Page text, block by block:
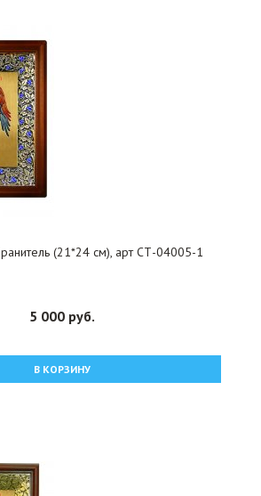
(21*24 см), арт СТ-04005-1
5 000 руб.
В КОРЗИНУ